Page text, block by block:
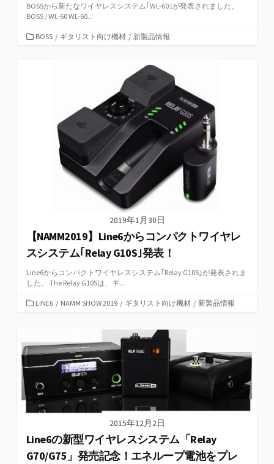
BOSSから新たなワイヤレスシステム｢WL-60｣が発表されました。
BOSS / WL-60 WL-60...
カBOSS / ギタリスト向け機材 / 新製品情報
2019年1月30日
【NAMM2019】Line6からコンパクトワイヤレ
スシステム｢Relay G10S｣発表！
Line6からコンパクトワイヤレスシステム｢Relay G10S｣が発表されま
した。 The Relay G10Sは、ギ...
カ
ー
LINE6 / NAMM SHOW 2019 / ギタリスト向け機材 / 新製品情報
2015年12月2日
Line6の新型ワイヤレスシステム「Relay
G70/G75」発売記念！エネループ電池をプレ